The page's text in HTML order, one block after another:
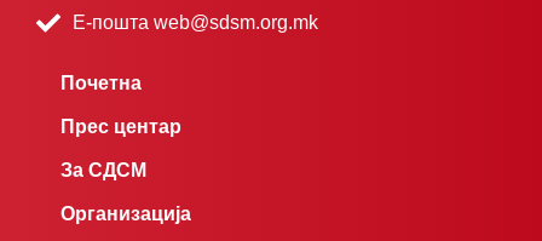
Е-пошта web@sdsm.org.mk
Почетна
Прес центар
За СДСМ
Организација